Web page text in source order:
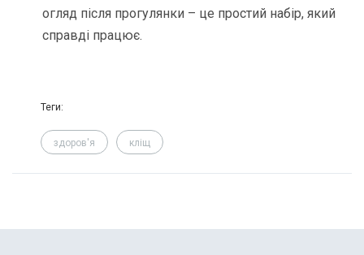
огляд після прогулянки – це простий набір, який
справді працює.
Теги:
здоров'я кліщ